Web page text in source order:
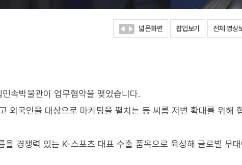
넓은화면 팝업보기 전체 영상
속박물관이 업무협약을 맺었습니다.
외국인을 대상으로 마케팅을 펼치는 등 씨름 저변 확대를 위해
경쟁력 있는 K-스포츠 대표 수출 품목으로 육성해 글로벌 무대